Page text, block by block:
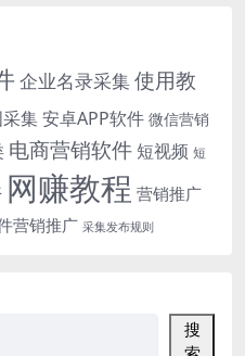
企业名录采集使用教
集安卓APP软件 微信营销
电商营销软件短视频 短
网赚教程 营销推广
营销推广 采集发布规则
搜